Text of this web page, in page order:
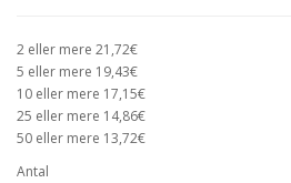
2 eller mere 21,72€
5 eller mere 19,43€
10 eller mere 17,15€
25 eller mere 14,86€
50 eller mere 13,72€
Antal